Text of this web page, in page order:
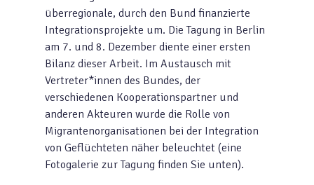
überregionale, durch den Bund finanzierte
Integrationsprojekte um. Die Tagung in Berlin
am 7. und 8. Dezember diente einer ersten
Bilanz dieser Arbeit. Im Austausch mit
Vertreter*innen des Bundes, der
verschiedenen Kooperationspartner und
anderen Akteuren wurde die Rolle von
Migrantenorganisationen bei der Integration
von Geflüchteten näher beleuchtet (eine
Fotogalerie zur Tagung finden Sie unten).